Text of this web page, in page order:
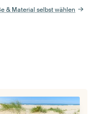
& Material selbst wählen